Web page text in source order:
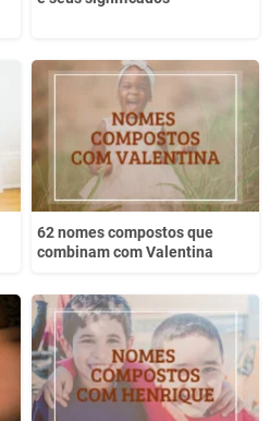
62 nomes compostos que
combinam com Valentina